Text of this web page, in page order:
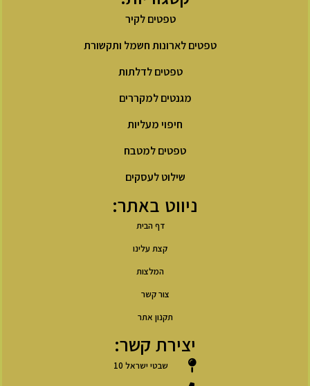
טפטים לקיר
טפטים לארונות חשמל ותקשורת
טפטים לדלתות
מגנטים למקררים
חיפוי מעליות
טפטים למטבח
שילוט לעסקים
ניווט באתר:
דף הבית
קצת עלינו
המלצות
צור קשר
תקנון אתר
יצירת קשר:
שבטי ישראל 10